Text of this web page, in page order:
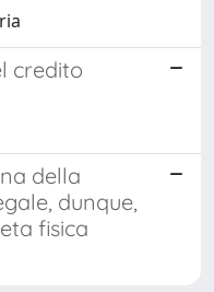
credito
della
dunque,
fisica